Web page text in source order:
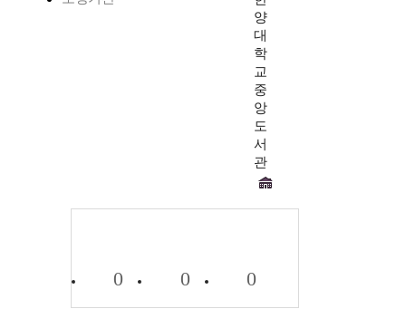
양
대
학
교
중
앙
도
서
관
0 0 0